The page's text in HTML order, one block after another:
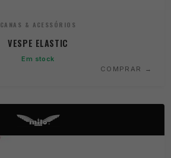
CANAS & ACESSÓRIOS
VESPE ELASTIC
Em stock
COMPRAR